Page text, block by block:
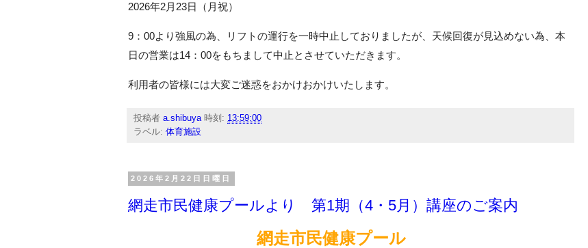
2026年2月23日（月祝）
9：00より強風の為、リフトの運行を一時中止しておりましたが、天候回復が見込めない為、本
日の営業は14：00をもちまして中止とさせていただきます。
利用者の皆様には大変ご迷惑をおかけおかけいたします。
投稿者 a.shibuya 時刻: 13:59:00
ラベル: 体育施設
2026年2月22日日曜日
網走市民健康プールより 第1期（4・5月）講座のご案内
網走市民健康プール